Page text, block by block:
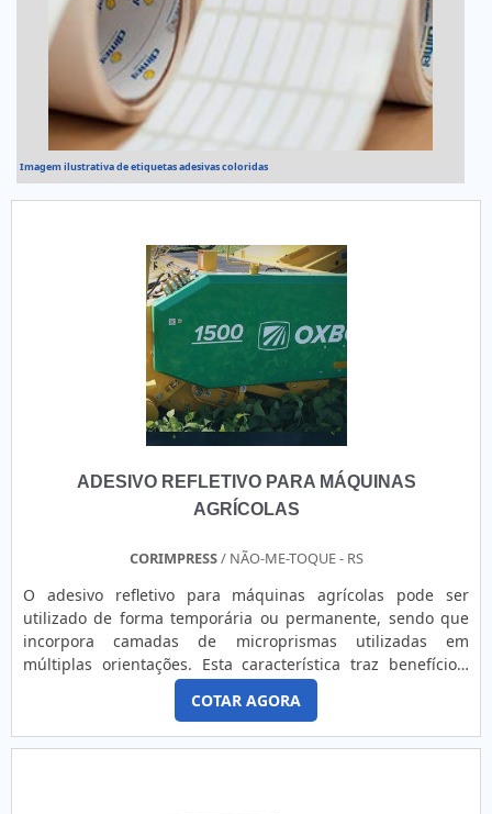
Imagem ilustrativa de etiquetas adesivas coloridas
ADESIVO REFLETIVO PARA MÁQUINAS
AGRÍCOLAS
CORIMPRESS/ NÃO-ME-TOQUE - RS
O adesivo refletivo para máquinas agrícolas pode ser
utilizado de forma temporária ou permanente, sendo que
incorpora camadas de microprismas utilizadas em
múltiplas orientações. Esta característica traz benefícios,
por exemplo, aos usuários das vias, proporcionando a
confiança de que todos sinais irão garantir uma eficiência e
segurança visual uniforme.o produto oferece diversas
COTAR AGORA